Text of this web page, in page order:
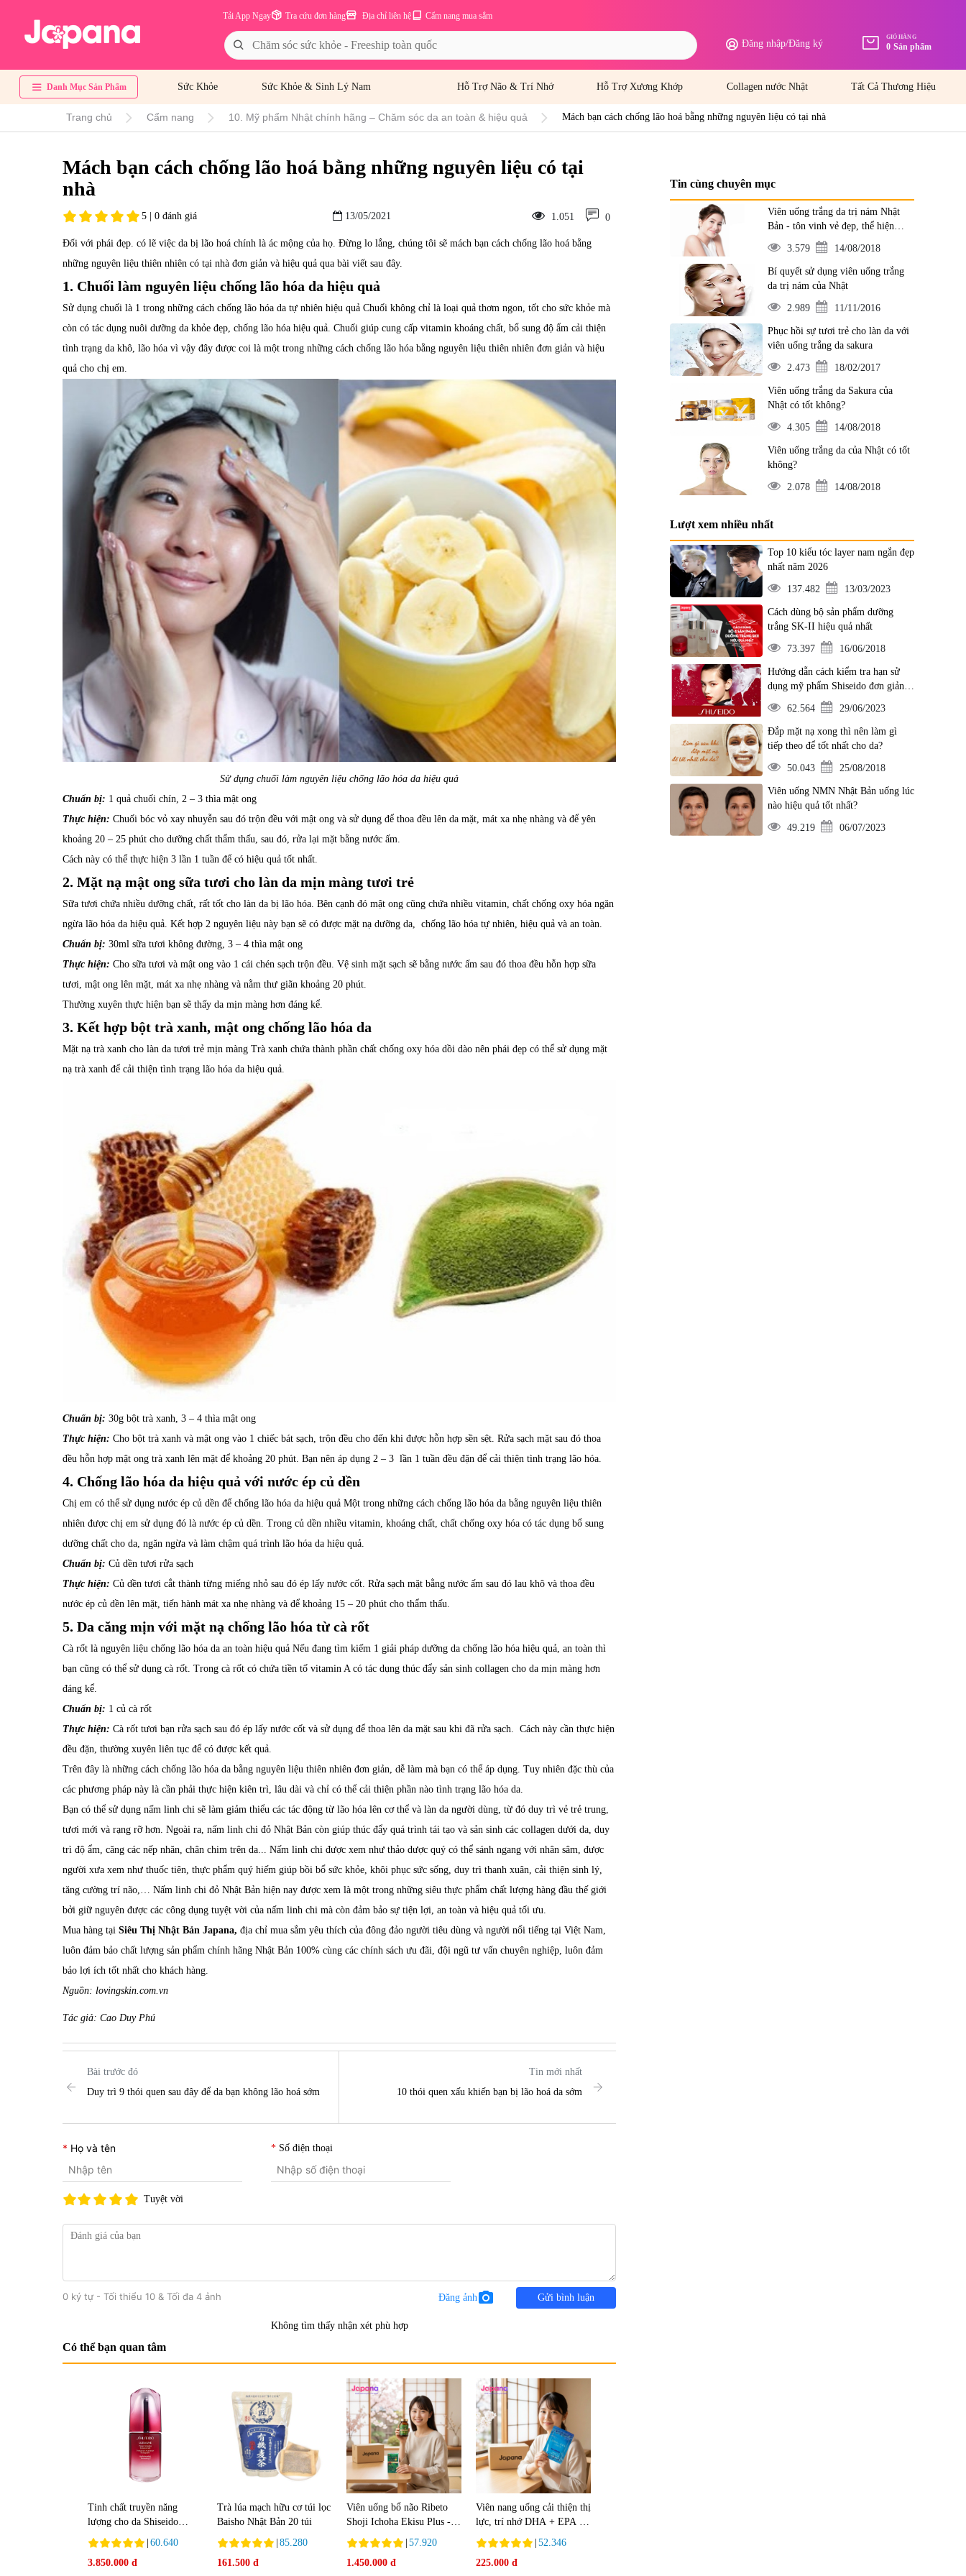
Cẩm nang mua sắm
Địa chỉ liên hệ
Tra cứu đơn hàng
Tải App Ngay
Đăng nhập/Đăng ký
GIỎ HÀNG
0 Sản phẩm
Danh Mục Sản Phẩm Sức Khỏe Sức Khỏe & Sinh Lý Nam Hỗ Trợ Não & Trí Nhớ Hỗ Trợ Xương Khớp Collagen nước Nhật Tất Cả Thương Hiệu
Trang chủ Cẩm nang 10. Mỹ phẩm Nhật chính hãng – Chăm sóc da an toàn & hiệu quả Mách bạn cách chống lão hoá bằng những nguyên liệu có tại nhà
Mách bạn cách chống lão hoá bằng những nguyên liệu có tại
nhà
5 | 0 đánh giá 13/05/2021 1.051 0
Đối với phái đẹp. có lẽ việc da bị lão hoá chính là ác mộng của họ. Đừng lo lắng, chúng tôi sẽ mách bạn cách chống lão hoá bằng
những nguyên liệu thiên nhiên có tại nhà đơn giản và hiệu quả qua bài viết sau đây.
1. Chuối làm nguyên liệu chống lão hóa da hiệu quả
Sử dụng chuối là 1 trong những cách chống lão hóa da tự nhiên hiệu quả Chuối không chỉ là loại quả thơm ngon, tốt cho sức khỏe mà
còn có tác dụng nuôi dưỡng da khỏe đẹp, chống lão hóa hiệu quả. Chuối giúp cung cấp vitamin khoáng chất, bổ sung độ ẩm cải thiện
tình trạng da khô, lão hóa vì vậy đây được coi là một trong những cách chống lão hóa bằng nguyên liệu thiên nhiên đơn giản và hiệu
quả cho chị em.
Sử dụng chuối làm nguyên liệu chống lão hóa da hiệu quả
Chuẩn bị: 1 quả chuối chín, 2 – 3 thìa mật ong
Thực hiện: Chuối bóc vỏ xay nhuyễn sau đó trộn đều với mật ong và sử dụng để thoa đều lên da mặt, mát xa nhẹ nhàng và để yên
khoảng 20 – 25 phút cho dưỡng chất thẩm thấu, sau đó, rửa lại mặt bằng nước ấm.
Cách này có thể thực hiện 3 lần 1 tuần để có hiệu quả tốt nhất.
2. Mặt nạ mật ong sữa tươi cho làn da mịn màng tươi trẻ
Sữa tươi chứa nhiều dưỡng chất, rất tốt cho làn da bị lão hóa. Bên cạnh đó mật ong cũng chứa nhiều vitamin, chất chống oxy hóa ngăn
ngừa lão hóa da hiệu quả. Kết hợp 2 nguyên liệu này bạn sẽ có được mặt nạ dưỡng da, chống lão hóa tự nhiên, hiệu quả và an toàn.
Chuẩn bị: 30ml sữa tươi không đường, 3 – 4 thìa mật ong
Thực hiện: Cho sữa tươi và mật ong vào 1 cái chén sạch trộn đều. Vệ sinh mặt sạch sẽ bằng nước ấm sau đó thoa đều hỗn hợp sữa
tươi, mật ong lên mặt, mát xa nhẹ nhàng và nằm thư giãn khoảng 20 phút.
Thường xuyên thực hiện bạn sẽ thấy da mịn màng hơn đáng kể.
3. Kết hợp bột trà xanh, mật ong chống lão hóa da
Mặt nạ trà xanh cho làn da tươi trẻ mịn màng Trà xanh chứa thành phần chất chống oxy hóa dồi dào nên phái đẹp có thể sử dụng mặt
nạ trà xanh để cải thiện tình trạng lão hóa da hiệu quả.
Chuẩn bị: 30g bột trà xanh, 3 – 4 thìa mật ong
Thực hiện: Cho bột trà xanh và mật ong vào 1 chiếc bát sạch, trộn đều cho đến khi được hỗn hợp sền sệt. Rửa sạch mặt sau đó thoa
đều hỗn hợp mật ong trà xanh lên mặt để khoảng 20 phút. Bạn nên áp dụng 2 – 3 lần 1 tuần đều đặn để cải thiện tình trạng lão hóa.
4. Chống lão hóa da hiệu quả với nước ép củ dền
Chị em có thể sử dụng nước ép củ dền để chống lão hóa da hiệu quả Một trong những cách chống lão hóa da bằng nguyên liệu thiên
nhiên được chị em sử dụng đó là nước ép củ dền. Trong củ dền nhiều vitamin, khoáng chất, chất chống oxy hóa có tác dụng bổ sung
dưỡng chất cho da, ngăn ngừa và làm chậm quá trình lão hóa da hiệu quả.
Chuẩn bị: Củ dền tươi rửa sạch
Thực hiện: Củ dền tươi cắt thành từng miếng nhỏ sau đó ép lấy nước cốt. Rửa sạch mặt bằng nước ấm sau đó lau khô và thoa đều
nước ép củ dền lên mặt, tiến hành mát xa nhẹ nhàng và để khoảng 15 – 20 phút cho thẩm thấu.
5. Da căng mịn với mặt nạ chống lão hóa từ cà rốt
Cà rốt là nguyên liệu chống lão hóa da an toàn hiệu quả Nếu đang tìm kiếm 1 giải pháp dưỡng da chống lão hóa hiệu quả, an toàn thì
bạn cũng có thể sử dụng cà rốt. Trong cà rốt có chứa tiền tố vitamin A có tác dụng thúc đẩy sản sinh collagen cho da mịn màng hơn
đáng kể.
Chuẩn bị: 1 củ cà rốt
Thực hiện: Cà rốt tươi bạn rửa sạch sau đó ép lấy nước cốt và sử dụng để thoa lên da mặt sau khi đã rửa sạch. Cách này cần thực hiện
đều đặn, thường xuyên liên tục để có được kết quả.
Trên đây là những cách chống lão hóa da bằng nguyên liệu thiên nhiên đơn giản, dễ làm mà bạn có thể áp dụng. Tuy nhiên đặc thù của
các phương pháp này là cần phải thực hiện kiên trì, lâu dài và chỉ có thể cải thiện phần nào tình trạng lão hóa da.
Bạn có thể sử dụng nấm linh chi sẽ làm giảm thiểu các tác động từ lão hóa lên cơ thể và làn da người dùng, từ đó duy trì vẻ trẻ trung,
tươi mới và rạng rỡ hơn. Ngoài ra, nấm linh chi đỏ Nhật Bản còn giúp thúc đẩy quá trình tái tạo và sản sinh các collagen dưới da, duy
trì độ ẩm, căng các nếp nhăn, chân chim trên da... Nấm linh chi được xem như thảo dược quý có thể sánh ngang với nhân sâm, được
người xưa xem như thuốc tiên, thực phẩm quý hiếm giúp bồi bổ sức khỏe, khôi phục sức sống, duy trì thanh xuân, cải thiện sinh lý,
tăng cường trí não,… Nấm linh chi đỏ Nhật Bản hiện nay được xem là một trong những siêu thực phẩm chất lượng hàng đầu thế giới
bởi giữ nguyên được các công dụng tuyệt vời của nấm linh chi mà còn đảm bảo sự tiện lợi, an toàn và hiệu quả tối ưu.
Mua hàng tại Siêu Thị Nhật Bản Japana, địa chỉ mua sắm yêu thích của đông đảo người tiêu dùng và người nổi tiếng tại Việt Nam,
luôn đảm bảo chất lượng sản phẩm chính hãng Nhật Bản 100% cùng các chính sách ưu đãi, đội ngũ tư vấn chuyên nghiệp, luôn đảm
bảo lợi ích tốt nhất cho khách hàng.
Nguồn: lovingskin.com.vn
Tác giả: Cao Duy Phú
Bài trước đó
Duy trì 9 thói quen sau đây để da bạn không lão hoá sớm
Tin mới nhất
10 thói quen xấu khiến bạn bị lão hoá da sớm
Họ và tên Số điện thoại
Tuyệt vời
0 ký tự - Tối thiểu 10 & Tối đa 4 ảnh Đăng ảnh photo_camera Gửi bình luận
Không tìm thấy nhận xét phù hợp
Có thể bạn quan tâm
Tinh chất truyền năng
lượng cho da Shiseido
Ultimune Power 75ml
60.640
3.850.000 đ
Trà lúa mạch hữu cơ túi lọc
Baisho Nhật Bản 20 túi
85.280
161.500 đ
Viên uống bổ não Ribeto
Shoji Ichoha Ekisu Plus -
90 viên
57.920
1.450.000 đ
Viên nang uống cải thiện thị
lực, trí nhớ DHA + EPA +
Flaxseed Oil 30 viên/gói -
Date 02/2027
52.346
225.000 đ
Tin cùng chuyên mục
Viên uống trắng da trị nám Nhật
Bản - tôn vinh vẻ đẹp, thể hiện
đẳng cấp
3.579 14/08/2018
Bí quyết sử dụng viên uống trắng
da trị nám của Nhật
2.989 11/11/2016
Phục hồi sự tươi trẻ cho làn da với
viên uống trắng da sakura
2.473 18/02/2017
Viên uống trắng da Sakura của
Nhật có tốt không?
4.305 14/08/2018
Viên uống trắng da của Nhật có tốt
không?
2.078 14/08/2018
Lượt xem nhiều nhất
Top 10 kiểu tóc layer nam ngắn đẹp
nhất năm 2026
137.482 13/03/2023
Cách dùng bộ sản phẩm dưỡng
trắng SK-II hiệu quả nhất
73.397 16/06/2018
Hướng dẫn cách kiểm tra hạn sử
dụng mỹ phẩm Shiseido đơn giản
nhất
62.564 29/06/2023
Đắp mặt nạ xong thì nên làm gì
tiếp theo để tốt nhất cho da?
50.043 25/08/2018
Viên uống NMN Nhật Bản uống lúc
nào hiệu quả tốt nhất?
49.219 06/07/2023